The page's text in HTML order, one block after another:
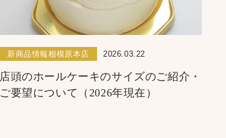
新商品情報相模原本店 2026.03.22
店頭のホールケーキのサイズのご紹介・
ご要望について（2026年現在）